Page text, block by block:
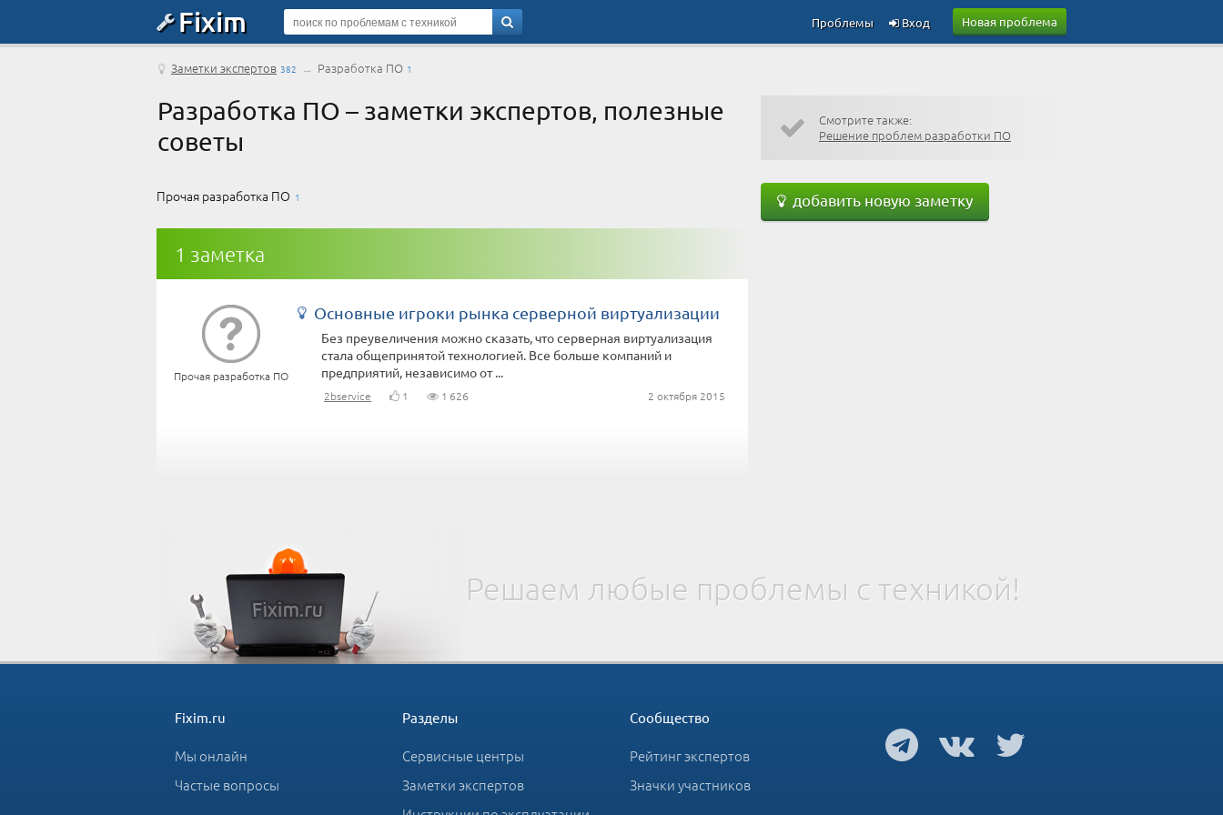
Fixim Новая проблема
Вход
Проблемы
Заметки экспертов 382 → Разработка ПО 1
Разработка ПО – заметки экспертов, полезные
советы
Прочая разработка ПО 1
1 заметка
Прочая разработка ПО
Основные игроки рынка серверной виртуализации
Без преувеличения можно сказать, что серверная виртуализация
стала общепринятой технологией. Все больше компаний и
предприятий, независимо от ...
2 октября 2015
2bservice 1 1 626
Смотрите также:
Решение проблем разработки ПО
добавить новую заметку
Решаем любые проблемы с техникой!
Fixim.ru
Мы онлайн
Частые вопросы
Разделы
Сервисные центры
Заметки экспертов
Сообщество
Рейтинг экспертов
Значки участников